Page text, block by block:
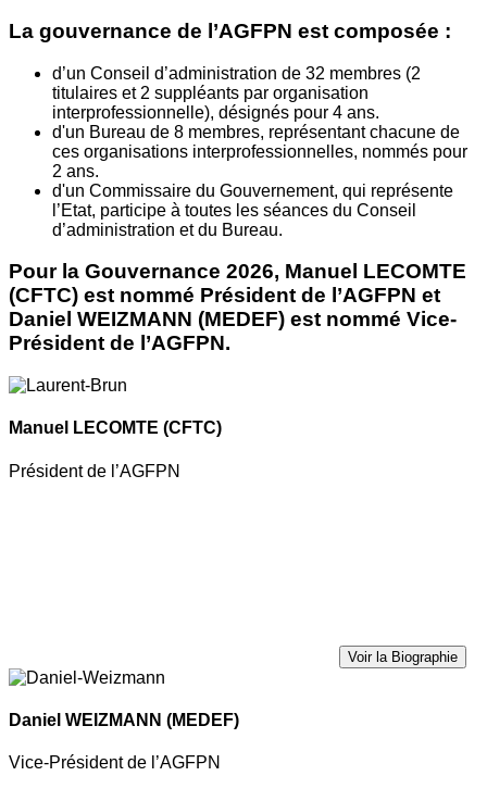
La gouvernance de l’AGFPN est composée :
d’un Conseil d’administration de 32 membres (2
titulaires et 2 suppléants par organisation
interprofessionnelle), désignés pour 4 ans.
d'un Bureau de 8 membres, représentant chacune de
ces organisations interprofessionnelles, nommés pour
2 ans.
d'un Commissaire du Gouvernement, qui représente
l’Etat, participe à toutes les séances du Conseil
d’administration et du Bureau.
Pour la Gouvernance 2026, Manuel LECOMTE
(CFTC) est nommé Président de l’AGFPN et
Daniel WEIZMANN (MEDEF) est nommé Vice-
Président de l’AGFPN.
Manuel LECOMTE (CFTC)
Président de l’AGFPN
Voir la Biographie
Daniel WEIZMANN (MEDEF)
Vice-Président de l’AGFPN